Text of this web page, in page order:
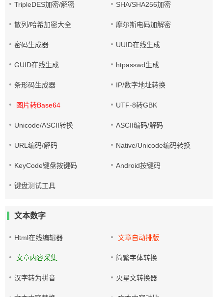
TripleDES加密/解密 SHA/SHA256加密
散列/哈希加密大全 摩尔斯电码加解密
密码生成器 UUID在线生成
GUID在线生成 htpasswd生成
条形码生成器 IP/数字地址转换
图片转Base64 UTF-8转GBK
Unicode/ASCII转换 ASCII编码/解码
URL编码/解码 Native/Unicode编码转换
KeyCode键盘按键码 Android按键码
键盘测试工具
文本数字
Html在线编辑器 文章自动排版
文章内容采集 简繁字体转换
汉字转为拼音 火星文转换器